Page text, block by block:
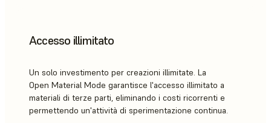
Accesso illimitato
Un solo investimento per creazioni illimitate. La
Open Material Mode garantisce l'accesso illimitato a
materiali di terze parti, eliminando i costi ricorrenti e
permettendo un'attività di sperimentazione continua.